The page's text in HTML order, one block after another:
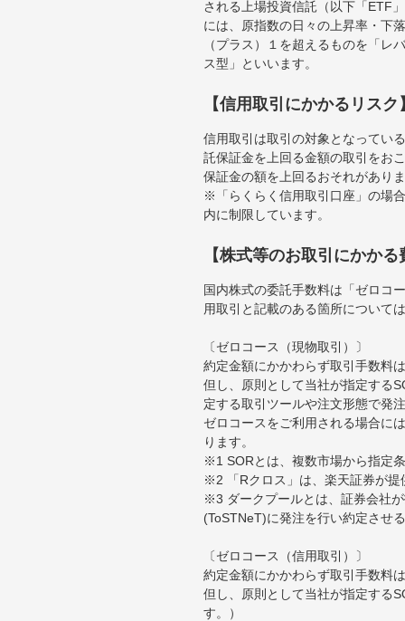
される上場投資信託（以下「ETF
には、原指数の日々の上昇率・下
（プラス）１を超えるものを「
ス型」といいます。
【信用取引にかかるリスク
信用取引は取引の対象となってい
託保証金を上回る金額の取引をお
保証金の額を上回るおそれがあり
※「らくらく信用取引口座」の場
内に制限しています。
【株式等のお取引にかかる
国内株式の委託手数料は「ゼロコ
用取引と記載のある箇所について
〔ゼロコース（現物取引）〕
約定金額にかかわらず取引手数料
但し、原則として当社が指定する
定する取引ツールや注文形態で発
ゼロコースをご利用される場合に
ります。
※1 SORとは、複数市場から指定
※2 「Rクロス」は、楽天証券が
※3 ダークプールとは、証券会社
(ToSTNeT)に発注を行い約定させ
〔ゼロコース（信用取引）〕
約定金額にかかわらず取引手数料
但し、原則として当社が指定する
す。）